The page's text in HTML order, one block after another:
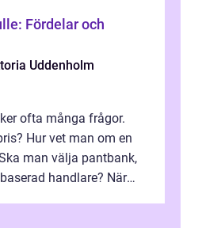
Fördelar och
Uddenholm
ofta många frågor.
Hur vet man om en
man välja pantbank,
handlare? När